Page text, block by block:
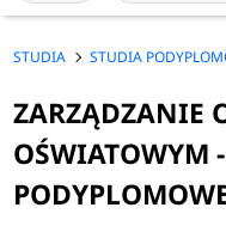
STUDIA STUDIA
ZARZĄDZANIE
OŚWIATOWYM